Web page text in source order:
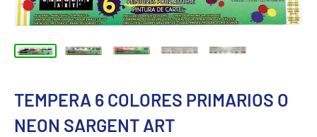
TEMPERA 6 COLORES PRIMARIOS O
NEON SARGENT ART